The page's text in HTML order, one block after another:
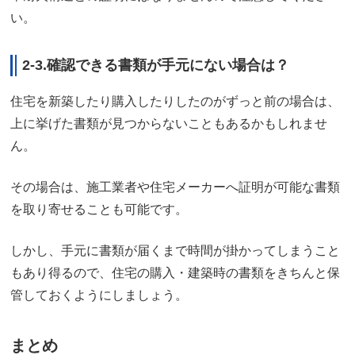
い。
2-3.確認できる書類が手元にない場合は？
住宅を新築したり購入したりしたのがずっと前の場合は、
上に挙げた書類が見つからないこともあるかもしれませ
ん。
その場合は、施工業者や住宅メーカーへ証明が可能な書類
を取り寄せることも可能です。
しかし、手元に書類が届くまで時間が掛かってしまうこと
もあり得るので、住宅の購入・建築時の書類をきちんと保
管しておくようにしましょう。
まとめ